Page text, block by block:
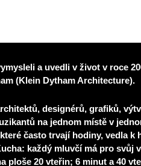
a uvedli v život v roce
(Klein Dytham Architecture).
designérů, graﬁků,
na jednom místě v
často trvají hodiny, vedla k
každý mluvčí má pro svůj
ploše 20 vteřin; 6 minut a 40